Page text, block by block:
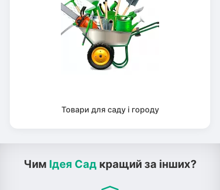
Товари для саду і городу
Чим Ідея Сад кращий за інших?